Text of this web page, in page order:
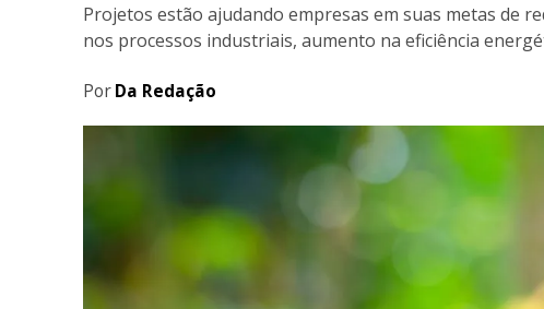
Projetos estão ajudando empresas em suas metas de
nos processos industriais, aumento na eficiência
PorDa Redação